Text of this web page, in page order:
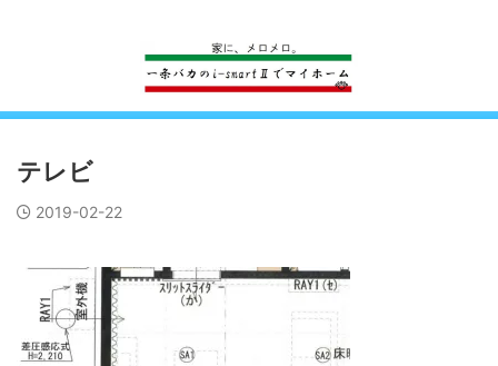
テレビ
2019-02-22